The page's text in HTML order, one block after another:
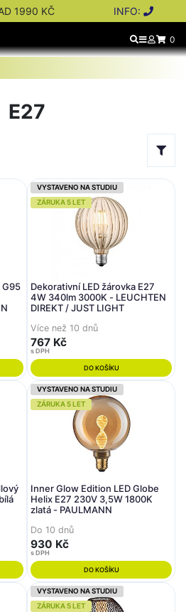
1990 KČ INFO:
0
E27
G95
VYSTAVENO NA STUDIU
ZÁRUKA 5 LET
Dekorativní LED žárovka E27
4W 340lm 3000K - LEUCHTEN
DIREKT / JUST LIGHT
Více než 10 dnů
767 Kč
s DPH
DO KOŠÍKU
VYSTAVENO NA STUDIU
ZÁRUKA 5 LET
Inner Glow Edition LED Globe
Helix E27 230V 3,5W 1800K
zlatá - PAULMANN
Do 10 dnů
930 Kč
s DPH
DO KOŠÍKU
VYSTAVENO NA STUDIU
ZÁRUKA 5 LET